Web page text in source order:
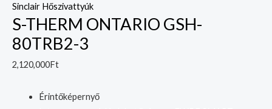
Sinclair Hőszivattyúk
S-THERM ONTARIO GSH-
80TRB2-3
2,120,000Ft
Érintőképernyő